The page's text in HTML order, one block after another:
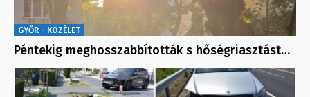
GYŐR - KÖZÉLET
Péntekig meghosszabbították s hőségriasztást…